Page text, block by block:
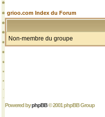
grioo.com Index du Forum
Non-membre du groupe
Powered byphpBB© 2001 phpBB Group